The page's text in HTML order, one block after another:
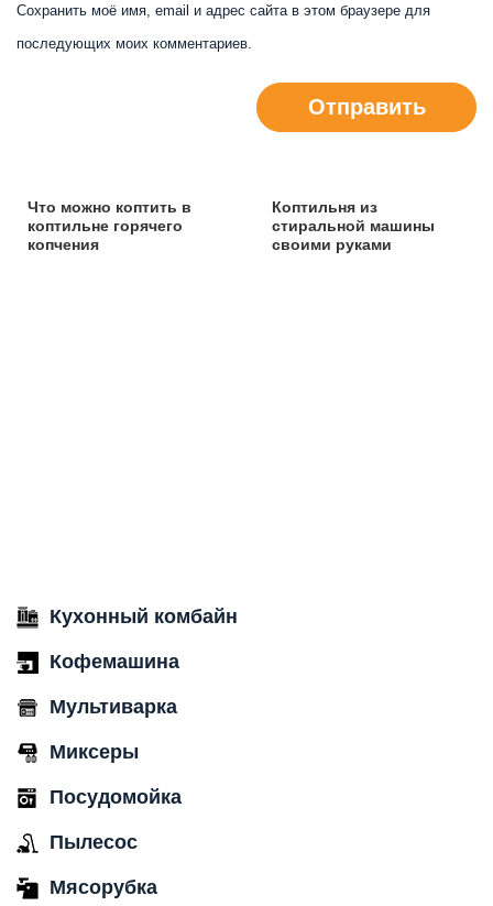
Сохранить моё имя, email и адрес сайта в этом браузере для
последующих моих комментариев.
Отправить
Что можно коптить в
коптильне горячего
копчения
Коптильня из
стиральной машины
своими руками
Кухонный комбайн
Кофемашина
Мультиварка
Миксеры
Посудомойка
Пылесос
Мясорубка